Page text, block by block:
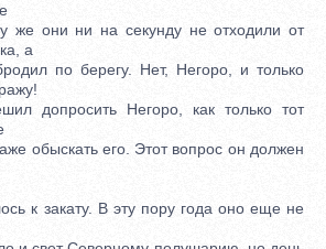
они ни на секунду не отходили от
а
по берегу. Нет, Негоро, и только
Негоро, как только тот
обыскать его. Этот вопрос он должен
к закату. В эту пору года оно еще не